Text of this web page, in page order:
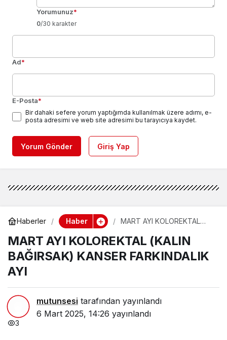
Yorumunuz*
0/30 karakter
Ad*
E-Posta*
Bir dahaki sefere yorum yaptığımda kullanılmak üzere adımı, e-
posta adresimi ve web site adresimi bu tarayıcıya kaydet.
Yorum Gönder Giriş Yap
Haberler Haber
MART AYI KOLOREKTAL
FARKINDALIK AYI
MART AYI KOLOREKTAL (KALIN
BAĞIRSAK) KANSER FARKINDALIK
AYI
mutunsesi tarafından yayınlandı
6 Mart 2025, 14:26 yayınlandı
3